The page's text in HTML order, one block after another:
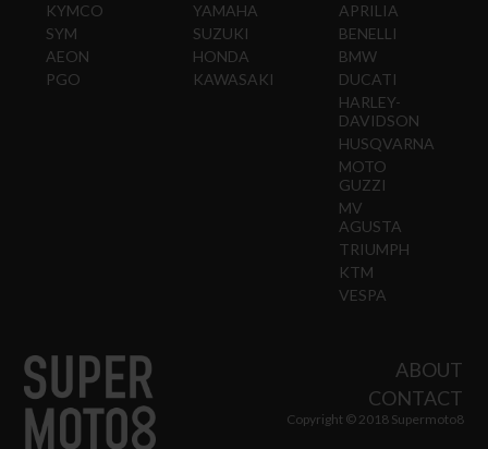
KYMCO
SYM
AEON
PGO
YAMAHA
SUZUKI
HONDA
KAWASAKI
APRILIA
BENELLI
BMW
DUCATI
HARLEY-
DAVIDSON
HUSQVARNA
MOTO
GUZZI
MV
AGUSTA
TRIUMPH
KTM
VESPA
ABOUT
CONTACT
Copyright © 2018 Supermoto8